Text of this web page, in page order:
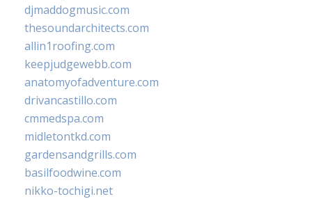
djmaddogmusic.com
thesoundarchitects.com
allin1roofing.com
keepjudgewebb.com
anatomyofadventure.com
drivancastillo.com
cmmedspa.com
midletontkd.com
gardensandgrills.com
basilfoodwine.com
nikko-tochigi.net